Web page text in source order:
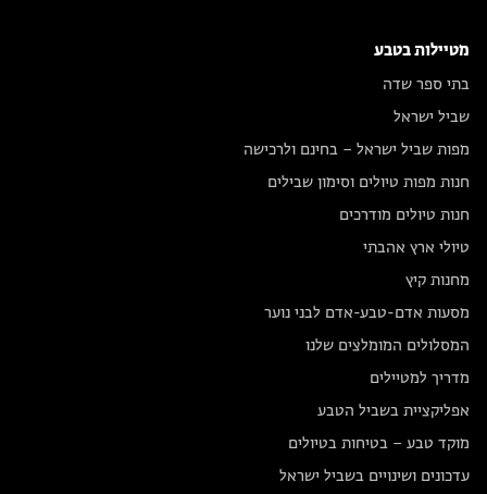
מטיילות בטבע
בתי ספר שדה
שביל ישראל
מפות שביל ישראל – בחינם ולרכישה
חנות מפות טיולים וסימון שבילים
חנות טיולים מודרכים
טיולי ארץ אהבתי
מחנות קיץ
מסעות אדם-טבע-אדם לבני נוער
המסלולים המומלצים שלנו
מדריך למטיילים
אפליקציית בשביל הטבע
מוקד טבע – בטיחות בטיולים
עדכונים ושינויים בשביל ישראל